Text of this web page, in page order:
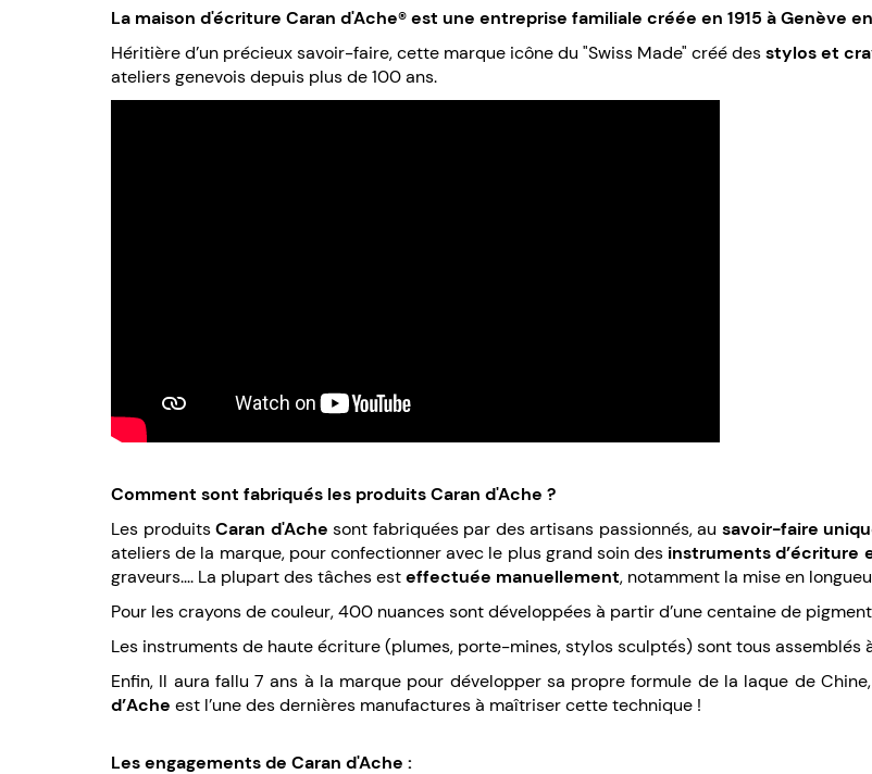
La maison d'écriture Caran d'Ache® est une entreprise familiale créée en 1915 à Genève
Héritière d’un précieux savoir-faire, cette marque icône du "Swiss Made" créé desstylos et
ateliers genevois depuis plus de 100 ans.
Comment sont fabriqués les produits Caran d'Ache ?
Les produitsCaran d'Ache sont fabriquées par des artisans passionnés, au savoir-faire
ateliers de la marque, pour confectionner avec le plus grand soin des instruments d’écriture
graveurs.... La plupart des tâches esteffectuée manuellement, notamment la mise en
Pour les crayons de couleur, 400 nuances sont développées à partir d’une centaine de
Les instruments de haute écriture (plumes, porte-mines, stylos sculptés) sont tous assemblés
Enfin, Il aura fallu 7 ans à la marque pour développer sa propre formule de la laque de
d’Ache est l’une des dernières manufactures à maîtriser cette technique !
Les engagements de Caran d'Ache :